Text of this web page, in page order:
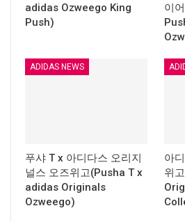
adidas Ozweego King
Push)
이
ADIDAS NEWS
푸샤 T x 아디다스 오리지
널스 오즈위고(Pusha T x
adidas Originals
Ozweego)
아
위